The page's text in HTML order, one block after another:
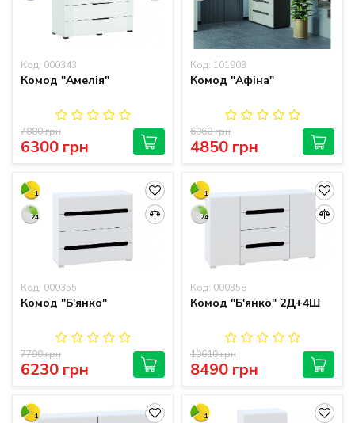
Код: 000343
Комод "Амелія"
6300 грн
7880 грн
Код: 101903
Комод "Афіна"
4850 грн
6060 грн
1
24
Код: 000355
Комод "Б'янко"
6230 грн
7790 грн
1
24
Код: 000358
Комод "Б'янко" 2Д+4Ш
8490 грн
10610 грн
1 1